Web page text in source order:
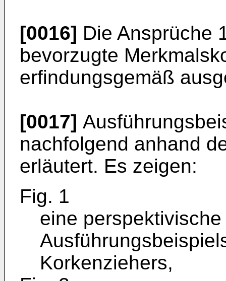
[0016] Die Ansprüche
bevorzugte
erfindungsgemäß
[0017]
nachfolgend anhand
erläutert. Es zeigen:
Fig. 1
eine
Korkenziehers,